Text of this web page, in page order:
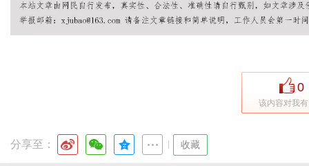
0
该内容对我
分享至： 收藏